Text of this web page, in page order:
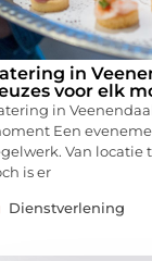
in
voor elk
in
Een
Van locatie
is er
Dienstverlening